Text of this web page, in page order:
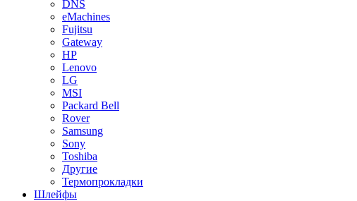
DNS
eMachines
Fujitsu
Gateway
HP
Lenovo
LG
MSI
Packard Bell
Rover
Samsung
Sony
Toshiba
Другие
Термопрокладки
Шлейфы